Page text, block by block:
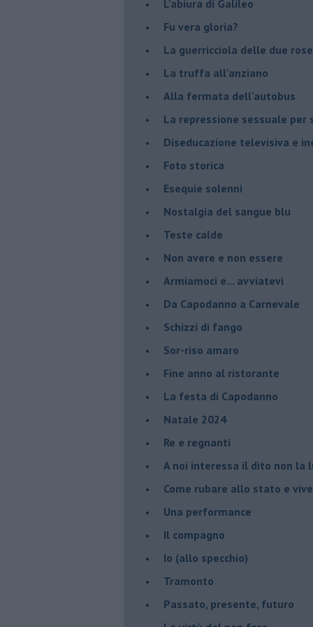
L'abiura di Galileo
Fu vera gloria?
La guerricciola delle due rose
La truffa all'anziano
Alla fermata dell'autobus
La repressione sessuale per
Diseducazione televisiva e
Foto storica
Esequie solenni
Nostalgia del sangue blu
Teste calde
Non avere e non essere
Armiamoci e... avviatevi
Da Capodanno a Carnevale
Schizzi di fango
Sor-riso amaro
Fine anno al ristorante
La festa di Capodanno
Natale 2024
Re e regnanti
A noi interessa il dito non la
Come rubare allo stato e
Una performance
Il compagno
​Io (allo specchio)
Tramonto
Passato, presente, futuro